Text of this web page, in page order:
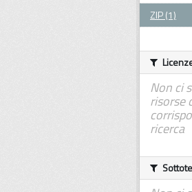
ZIP (1)
Non ci
risorse
ricerca